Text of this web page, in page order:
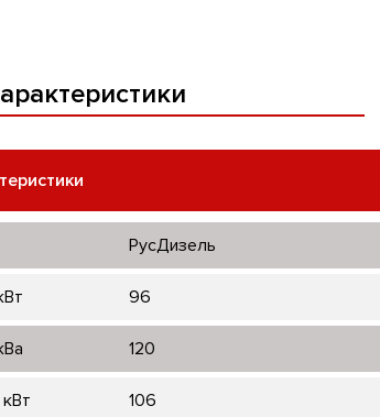
РусДизель
96
120
106